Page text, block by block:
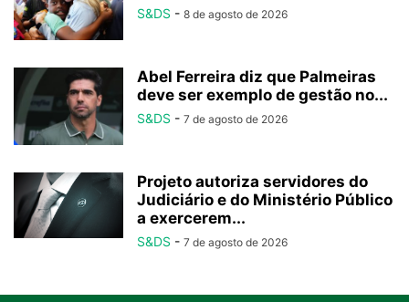
S&DS - 8 de agosto de 2026
Abel Ferreira diz que Palmeiras
deve ser exemplo de gestão no...
S&DS - 7 de agosto de 2026
Projeto autoriza servidores do
Judiciário e do Ministério Público
a exercerem...
S&DS - 7 de agosto de 2026